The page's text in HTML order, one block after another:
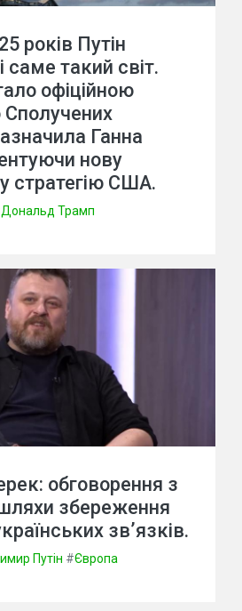
років Путін
саме такий світ.
офіційною
Ганна
нову
стратегію США.
Дональд Трамп
обговорення з
збереження
зв’язків.
Путін #Європа